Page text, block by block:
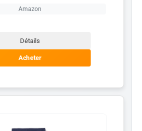
Amazon
Détails
Acheter